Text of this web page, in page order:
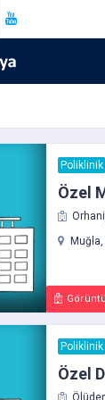
Poliklinik
Özel
Poliklinik
Özel